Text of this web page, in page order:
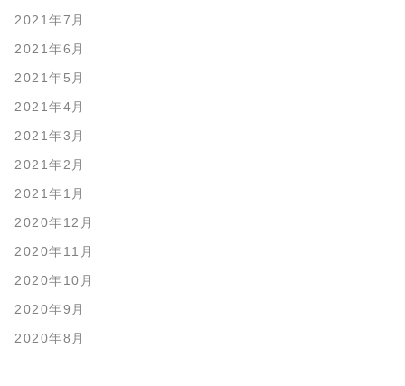
2021年7月
2021年6月
2021年5月
2021年4月
2021年3月
2021年2月
2021年1月
2020年12月
2020年11月
2020年10月
2020年9月
2020年8月